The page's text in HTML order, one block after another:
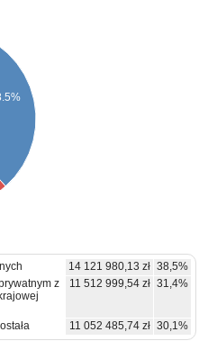
14 121 980,13 zł 38,5%
z
11 512 999,54 zł 31,4%
11 052 485,74 zł 30,1%